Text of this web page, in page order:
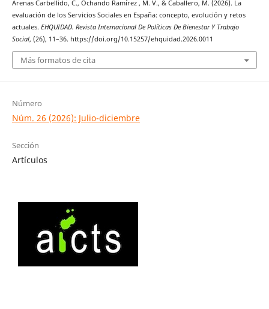
Arenas Carbellido, C., Ochando Ramírez , M. V., & Caballero, M. (2026). La
evaluación de los Servicios Sociales en España: concepto, evolución y retos
actuales. EHQUIDAD. Revista Internacional De Políticas De Bienestar Y Trabajo
Social, (26), 11–36. https://doi.org/10.15257/ehquidad.2026.0011
Más formatos de cita
Número
Núm. 26 (2026): Julio-diciembre
Sección
Artículos